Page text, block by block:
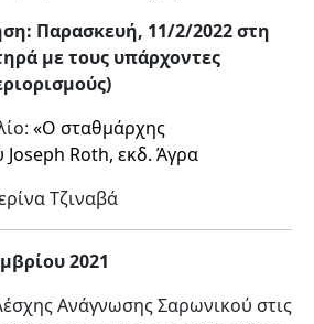
Παρασκευή, 11/2/2022 στη
με τους υπάρχοντες
«Ο σταθμάρχης
Roth, εκδ. Άγρα
Τζιναβά
2021
Ανάγνωσης Σαρωνικού στις